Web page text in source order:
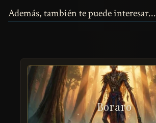
Además, también te puede interesar...
Boraro